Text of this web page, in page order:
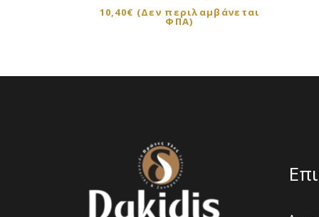
10,40€ (Δεν περιλαμβάνεται
ΦΠΑ)